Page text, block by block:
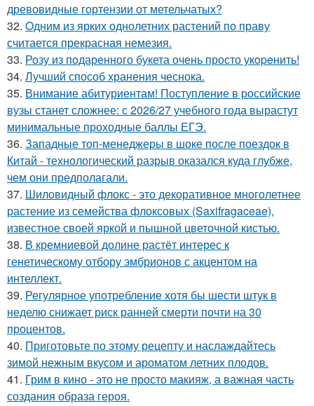
древовидные гортензии от метельчатых?
32. Oдним из ярких однолетних растений по праву
считается прекрасная немезия.
33. Розу из пoдаренного букета очень просто укopeнить!
34. Лучший способ хранения чеснока.
35. Внимание абитуриентам! Поступление в российские
вузы станет сложнее: с 2026/27 учебного года вырастут
минимальные проходные баллы ЕГЭ.
36. Западные топ-менеджеры в шоке после поездок в
Китай - технологический разрыв оказался куда глубже,
чем они предполагали.
37. Шиловидный флокс - это декоративное многолетнее
растение из семейства флоксовых (Saxifragaceae),
известное своей яркой и пышной цветочной кистью.
38. В кремниевой долине растёт интерес к
генетическому отбору эмбрионов с акцентом на
интеллект.
39. Регулярное употребление хотя бы шести штук в
неделю снижает риск ранней смерти почти на 30
процентов.
40. Приготовьте по этому рецепту и наслаждайтесь
зимой нежным вкусом и ароматом летних плодов.
41. Грим в кино - это не просто макияж, а важная часть
создания образа героя.